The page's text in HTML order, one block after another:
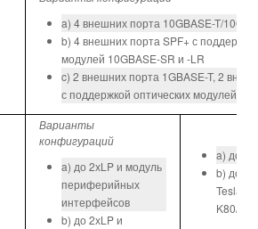
a) 4 внешних порта 10GBASE-T/
b) 4 внешних порта SPF+ с
модулей 10GBASE-SR и -LR
c) 2 внешних порта 1GBASE-T, 2
с поддержкой оптических модулей
Варианты
конфигураций
a) до 2хLP и модуль
периферийных
интерфейсов
b) до 2хLP и
a) до
b) до
TeslaTM
K80/